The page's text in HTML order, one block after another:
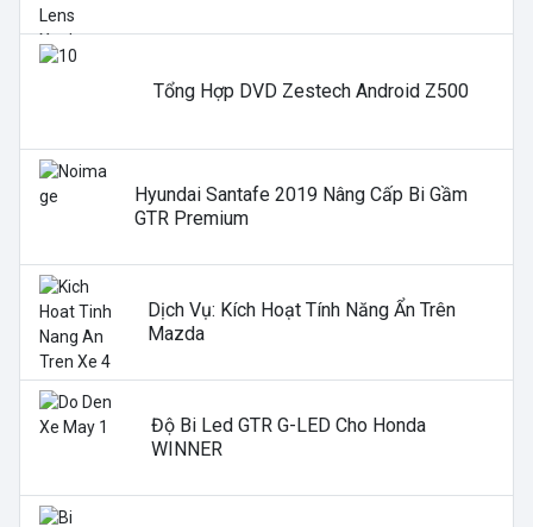
Tổng Hợp DVD Zestech Android Z500
Hyundai Santafe 2019 Nâng Cấp Bi Gầm
GTR Premium
Dịch Vụ: Kích Hoạt Tính Năng Ẩn Trên
Mazda
Độ Bi Led GTR G-LED Cho Honda
WINNER